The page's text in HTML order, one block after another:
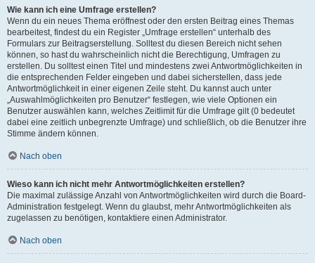
Wie kann ich eine Umfrage erstellen?
Wenn du ein neues Thema eröffnest oder den ersten Beitrag eines Themas
bearbeitest, findest du ein Register „Umfrage erstellen“ unterhalb des
Formulars zur Beitragserstellung. Solltest du diesen Bereich nicht sehen
können, so hast du wahrscheinlich nicht die Berechtigung, Umfragen zu
erstellen. Du solltest einen Titel und mindestens zwei Antwortmöglichkeiten in
die entsprechenden Felder eingeben und dabei sicherstellen, dass jede
Antwortmöglichkeit in einer eigenen Zeile steht. Du kannst auch unter
„Auswahlmöglichkeiten pro Benutzer“ festlegen, wie viele Optionen ein
Benutzer auswählen kann, welches Zeitlimit für die Umfrage gilt (0 bedeutet
dabei eine zeitlich unbegrenzte Umfrage) und schließlich, ob die Benutzer ihre
Stimme ändern können.
Nach oben
Wieso kann ich nicht mehr Antwortmöglichkeiten erstellen?
Die maximal zulässige Anzahl von Antwortmöglichkeiten wird durch die Board-
Administration festgelegt. Wenn du glaubst, mehr Antwortmöglichkeiten als
zugelassen zu benötigen, kontaktiere einen Administrator.
Nach oben